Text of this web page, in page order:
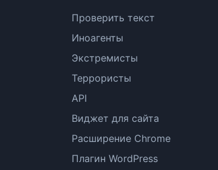
Проверить текст
Иноагенты
Экстремисты
Террористы
API
Виджет для сайта
Расширение Chrome
Плагин WordPress